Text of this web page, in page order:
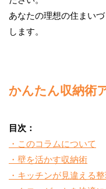
あなたの理想の住まい
します。
かんたん収納術
目次：
・このコラムについて
・壁を活かす収納術
・キッチンが見違える